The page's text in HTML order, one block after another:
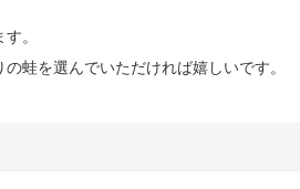
。
蛙を選んでいただければ嬉しいです。